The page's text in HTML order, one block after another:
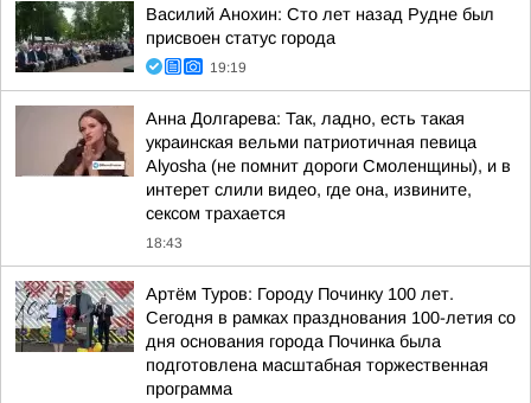
Василий Анохин: Сто лет назад Рудне был
присвоен статус города
19:19
Анна Долгарева: Так, ладно, есть такая
украинская вельми патриотичная певица
Alyosha (не помнит дороги Смоленщины), и в
интерет слили видео, где она, извините,
сексом трахается
18:43
Артём Туров: Городу Починку 100 лет.
Сегодня в рамках празднования 100-летия со
дня основания города Починка была
подготовлена масштабная торжественная
программа